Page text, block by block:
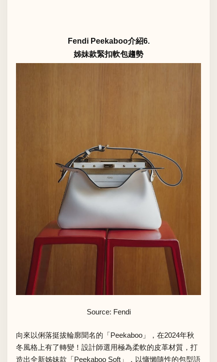
Fendi Peekaboo介紹6.
姊妹款緊扣軟包趨勢
Source: Fendi
向來以俐落挺拔輪廓聞名的「Peekaboo」，在2024年秋
冬風格上有了轉變！設計師選用極為柔軟的皮革材質，打
造出全新姊妹款「Peekaboo Soft」，以慵懶隨性的包型語